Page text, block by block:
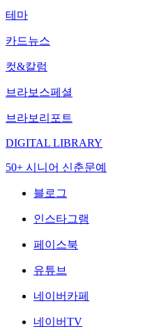
테마
카드뉴스
컷&칼럼
브라보스페셜
브라보리포트
DIGITAL LIBRARY
50+ 시니어 신춘문예
블로그
인스타그램
페이스북
유튜브
네이버카페
네이버TV